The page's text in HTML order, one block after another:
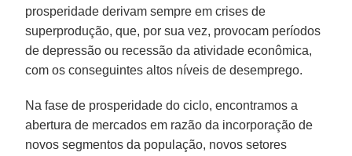
prosperidade derivam sempre em crises de
superprodução, que, por sua vez, provocam períodos
de depressão ou recessão da atividade econômica,
com os conseguintes altos níveis de desemprego.
Na fase de prosperidade do ciclo, encontramos a
abertura de mercados em razão da incorporação de
novos segmentos da população, novos setores